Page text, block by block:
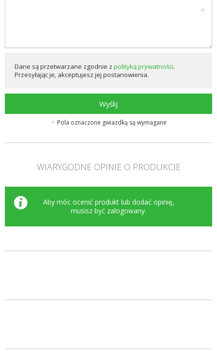
Dane są przetwarzane zgodnie z polityką prywatności.
Przesyłając je, akceptujesz jej postanowienia.
Wyślij
Pola oznaczone gwiazdką są wymagane
WIARYGODNE OPINIE O PRODUKCIE
Aby móc ocenić produkt lub dodać opinię,
musisz być zalogowany.